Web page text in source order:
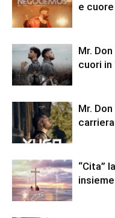
e
Mr.
cuori in
Mr.
carriera
“Cita”